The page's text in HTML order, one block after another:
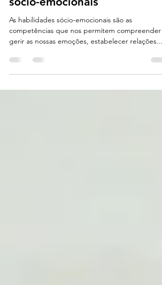
Outono e emoções:
para construir habilidades
sócio-emocionais
As habilidades sócio-emocionais são as
gerir as nossas emoções, estabelecer relações...